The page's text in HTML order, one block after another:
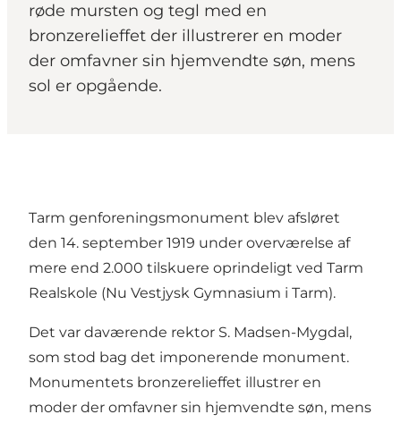
røde mursten og tegl med en
bronzerelieffet der illustrerer en moder
der omfavner sin hjemvendte søn, mens
sol er opgående.
Tarm genforeningsmonument blev afsløret
den 14. september 1919 under overværelse af
mere end 2.000 tilskuere oprindeligt ved Tarm
Realskole (Nu Vestjysk Gymnasium i Tarm).
Det var daværende rektor S. Madsen-Mygdal,
som stod bag det imponerende monument.
Monumentets bronzerelieffet illustrer en
moder der omfavner sin hjemvendte søn, mens